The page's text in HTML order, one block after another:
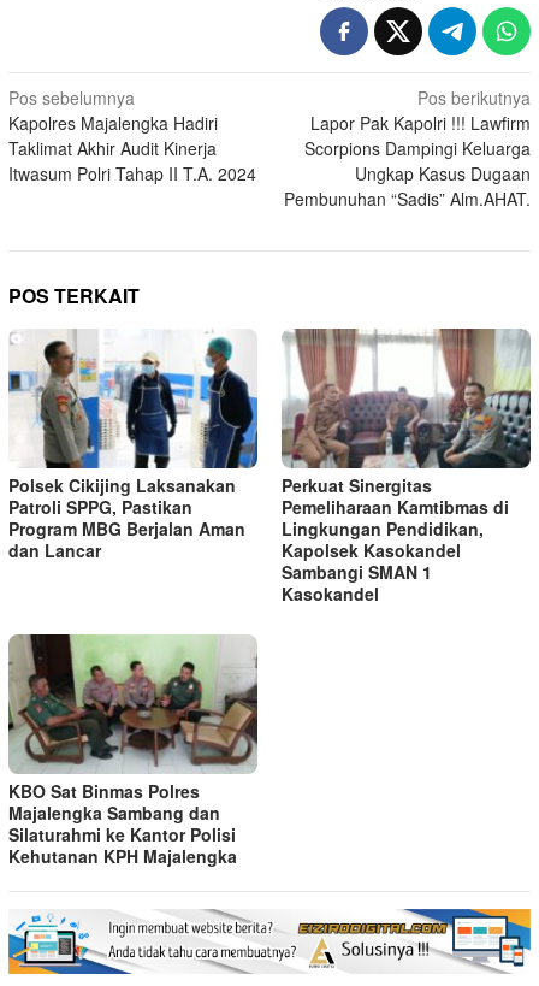
Navigasi
pos
Pos sebelumnya
Kapolres Majalengka Hadiri
Taklimat Akhir Audit Kinerja
Itwasum Polri Tahap II T.A. 2024
Pos berikutnya
Lapor Pak Kapolri !!! Lawfirm
Scorpions Dampingi Keluarga
Ungkap Kasus Dugaan
Pembunuhan “Sadis” Alm.AHAT.
POS TERKAIT
Polsek Cikijing Laksanakan
Patroli SPPG, Pastikan
Program MBG Berjalan Aman
dan Lancar
Perkuat Sinergitas
Pemeliharaan Kamtibmas di
Lingkungan Pendidikan,
Kapolsek Kasokandel
Sambangi SMAN 1
Kasokandel
KBO Sat Binmas Polres
Majalengka Sambang dan
Silaturahmi ke Kantor Polisi
Kehutanan KPH Majalengka